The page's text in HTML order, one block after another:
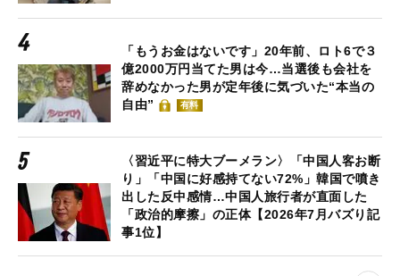
「もうお金はないです」20年前、ロト6で３
億2000万円当てた男は今…当選後も会社を
辞めなかった男が定年後に気づいた“本当の
自由”
有料
〈習近平に特大ブーメラン〉「中国人客お断
り」「中国に好感持てない72%」韓国で噴き
出した反中感情…中国人旅行者が直面した
「政治的摩擦」の正体【2026年7月バズり記
事1位】